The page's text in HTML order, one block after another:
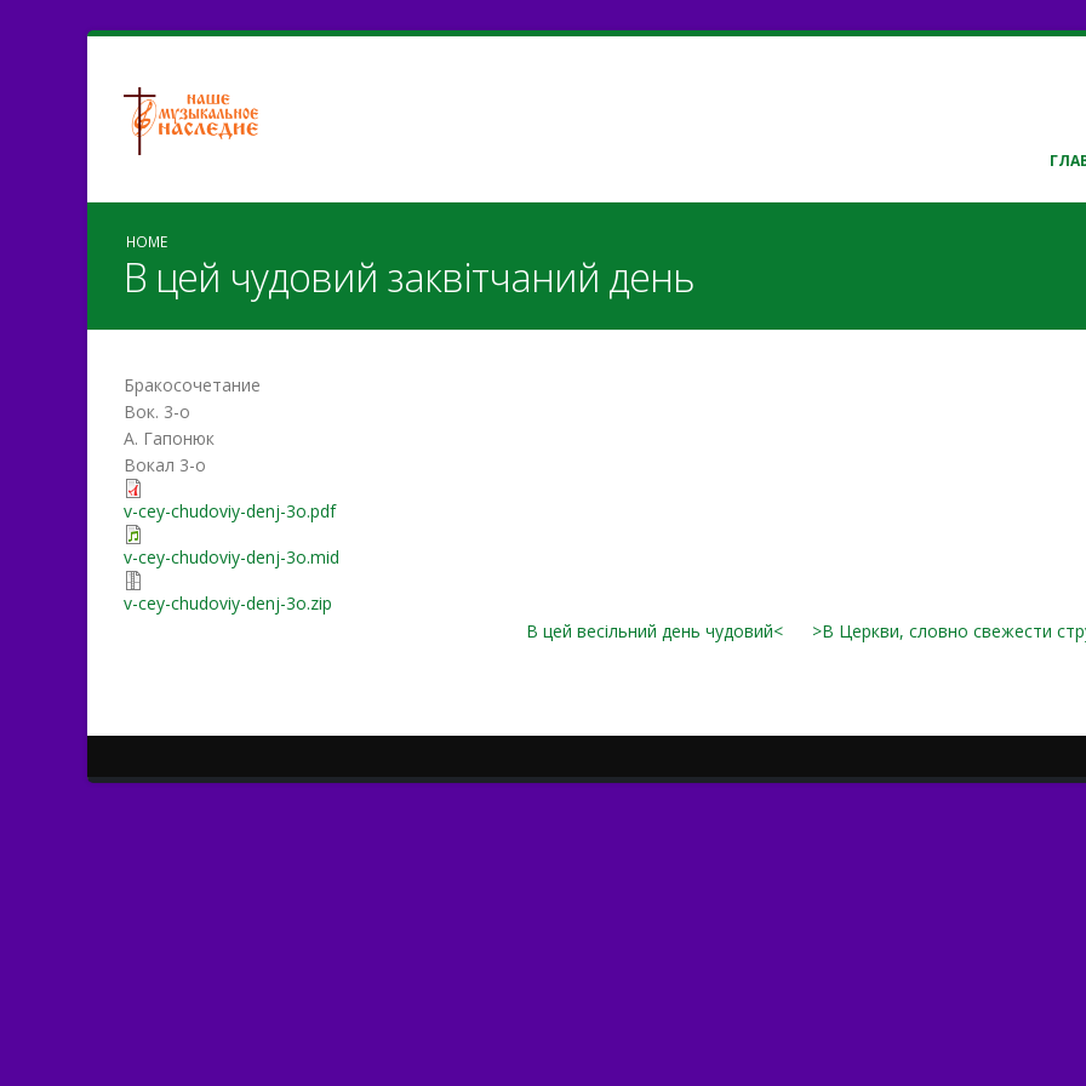
HOME
В цей чудовий заквітчаний день
Бракосочетание
Вок. 3-о
А. Гапонюк
Вокал 3-о
v-cey-chudoviy-denj-3o.pdf
v-cey-chudoviy-denj-3o.mid
v-cey-chudoviy-denj-3o.zip
В цей весільний день чудовий<
>В Церкви, словно свежести